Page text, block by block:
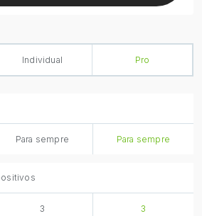
Individual Pro
Para sempre Para sempre
3 3